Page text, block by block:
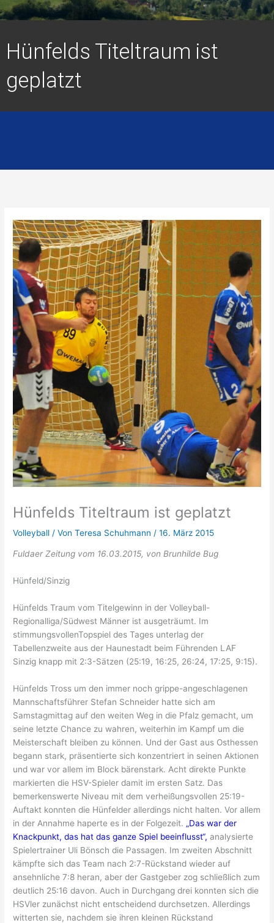
Hünfelds Titeltraum ist
geplatzt
Hünfelds Titeltraum ist geplatzt
Volleyball / VonTeresa Schuhmann /16. März 2015
Fuldaer Zeitung vom 16.03.2015, von Brunhilde Bug
Hünfeld/Sinzig
Hünfelds Traum vom Titelgewinn in der Volleyball-
Regionalliga/Südwest Männer ist ausgeträumt. Im
stimmungsvollenTopspiel des Tages unterlag der
Tabellenzweite aus der Haunestadt beim Führenden LAF
Sinzig knapp mit 2:3-Sätzen (25:19, 16:25, 26:24, 17:25, 9:15).
Hünfelds Tross um den immer noch grippe-angeschlagenen
Mannschaftsführer Stefan Schneider hatte sich am
Samstagmittag auf den weiten Weg in die Pfalz gemacht, um
seine letzte Chance zu wahren, weiterhin im Kampf um die
Meisterschaft bleiben zu können. Und der Gast aus Osthessen
begann stark, präsentierte sich konzentriert in seinen Aktionen
und war vor allem im Block bärenstark. Acht direkte Punkte
markierten die HSV-Spieler damit im ersten Satz. Das
bemerkenswerte Niveau mit dem verheißungsvollen 25:19-
Auftakt konnten die Hünfelder allerdings nicht halten. Vor allem
in der Annahme haperte es in der Folgezeit. „Das war der
Knackpunkt, das hat das ganze Spiel beeinflusst“, analysierte
Spielertrainer Uli Bönsch die Passagen. Im zweiten Abschnitt
kämpfte sich das Team nach 2:7-Rückstand wieder auf
ansehnliche 7:8 heran, aber der Gastgeber zog schließlich zum
deutlich 25:16 davon. Auch in Durchgang drei konnten sich die
HSVler zunächst nicht entscheidend durchsetzen. Allerdings
witterten sie, nachdem sie ihren kleinen Rückstand